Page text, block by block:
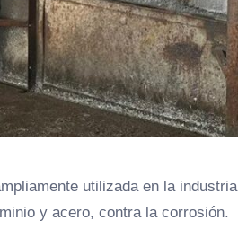
utilizada en la industria
y acero, contra la corrosión.